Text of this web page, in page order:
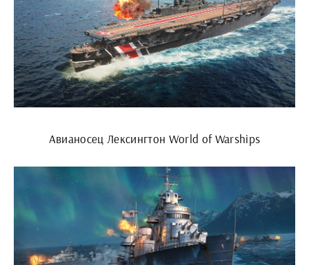
Авианосец Лексингтон World of Warships